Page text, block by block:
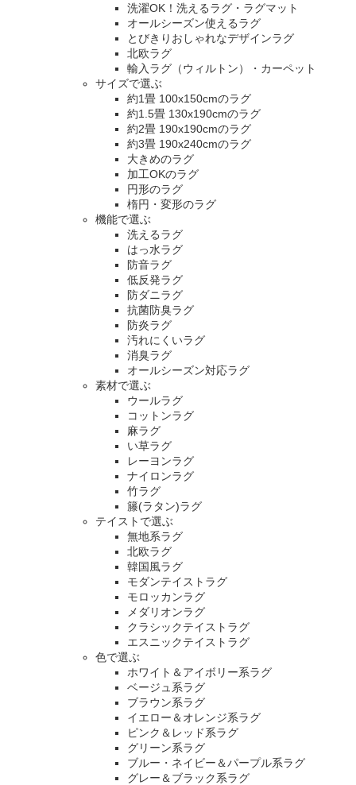
洗濯OK！洗えるラグ・ラグマット
オールシーズン使えるラグ
とびきりおしゃれなデザインラグ
北欧ラグ
輸入ラグ（ウィルトン）・カーペット
サイズで選ぶ
約1畳 100x150cmのラグ
約1.5畳 130x190cmのラグ
約2畳 190x190cmのラグ
約3畳 190x240cmのラグ
大きめのラグ
加工OKのラグ
円形のラグ
楕円・変形のラグ
機能で選ぶ
洗えるラグ
はっ水ラグ
防音ラグ
低反発ラグ
防ダニラグ
抗菌防臭ラグ
防炎ラグ
汚れにくいラグ
消臭ラグ
オールシーズン対応ラグ
素材で選ぶ
ウールラグ
コットンラグ
麻ラグ
い草ラグ
レーヨンラグ
ナイロンラグ
竹ラグ
籐(ラタン)ラグ
テイストで選ぶ
無地系ラグ
北欧ラグ
韓国風ラグ
モダンテイストラグ
モロッカンラグ
メダリオンラグ
クラシックテイストラグ
エスニックテイストラグ
色で選ぶ
ホワイト＆アイボリー系ラグ
ベージュ系ラグ
ブラウン系ラグ
イエロー＆オレンジ系ラグ
ピンク＆レッド系ラグ
グリーン系ラグ
ブルー・ネイビー＆パープル系ラグ
グレー＆ブラック系ラグ